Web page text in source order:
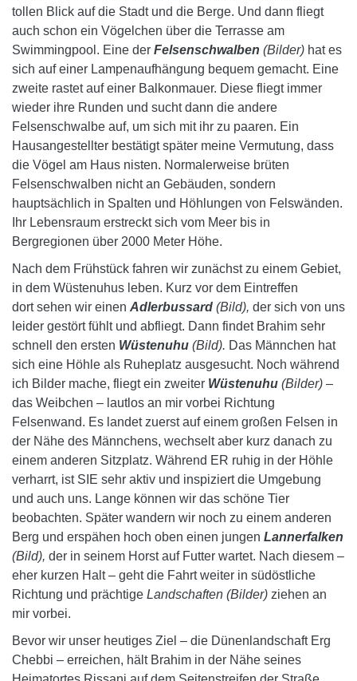
tollen Blick auf die Stadt und die Berge. Und dann fliegt
auch schon ein Vögelchen über die Terrasse am
Swimmingpool. Eine der Felsenschwalben (Bilder) hat es
sich auf einer Lampenaufhängung bequem gemacht. Eine
zweite rastet auf einer Balkonmauer. Diese fliegt immer
wieder ihre Runden und sucht dann die andere
Felsenschwalbe auf, um sich mit ihr zu paaren. Ein
Hausangestellter bestätigt später meine Vermutung, dass
die Vögel am Haus nisten. Normalerweise brüten
Felsenschwalben nicht an Gebäuden, sondern
hauptsächlich in Spalten und Höhlungen von Felswänden.
Ihr Lebensraum erstreckt sich vom Meer bis in
Bergregionen über 2000 Meter Höhe.
Nach dem Frühstück fahren wir zunächst zu einem Gebiet,
in dem Wüstenuhus leben. Kurz vor dem Eintreffen
dort sehen wir einen Adlerbussard (Bild), der sich von uns
leider gestört fühlt und abfliegt. Dann findet Brahim sehr
schnell den ersten Wüstenuhu (Bild). Das Männchen hat
sich eine Höhle als Ruheplatz ausgesucht. Noch während
ich Bilder mache, fliegt ein zweiter Wüstenuhu (Bilder) –
das Weibchen – lautlos an mir vorbei Richtung
Felsenwand. Es landet zuerst auf einem großen Felsen in
der Nähe des Männchens, wechselt aber kurz danach zu
einem anderen Sitzplatz. Während ER ruhig in der Höhle
verharrt, ist SIE sehr aktiv und inspiziert die Umgebung
und auch uns. Lange können wir das schöne Tier
beobachten. Später wandern wir noch zu einem anderen
Berg und erspähen hoch oben einen jungen Lannerfalken
(Bild), der in seinem Horst auf Futter wartet. Nach diesem –
eher kurzen Halt – geht die Fahrt weiter in südöstliche
Richtung und prächtige Landschaften (Bilder) ziehen an
mir vorbei.
Bevor wir unser heutiges Ziel – die Dünenlandschaft Erg
Chebbi – erreichen, hält Brahim in der Nähe seines